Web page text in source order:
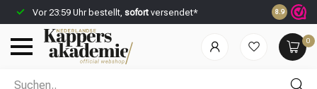
Vor 23:59 Uhr bestellt, sofort versendet* 8.9
0
Nach welcher Kategorie suchst du?